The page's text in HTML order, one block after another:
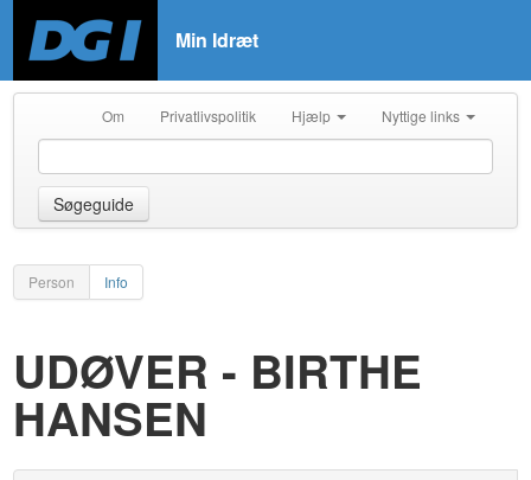
Min Idræt
Om Privatlivspolitik Hjælp Nyttige links
Søgeguide
Person Info
UDØVER - BIRTHE
HANSEN